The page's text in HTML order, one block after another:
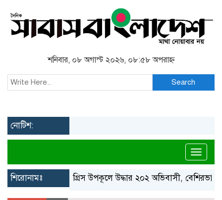
শনিবার, ০৮ অগাস্ট ২০২৬, ০৮:৫৮ অপরাহ্ন
Search
নোটিশ:
শিরোনামঃ গ্রিস উপকূলে উদ্ধার ২০২ অভিবাসী, বেশিরভাগই